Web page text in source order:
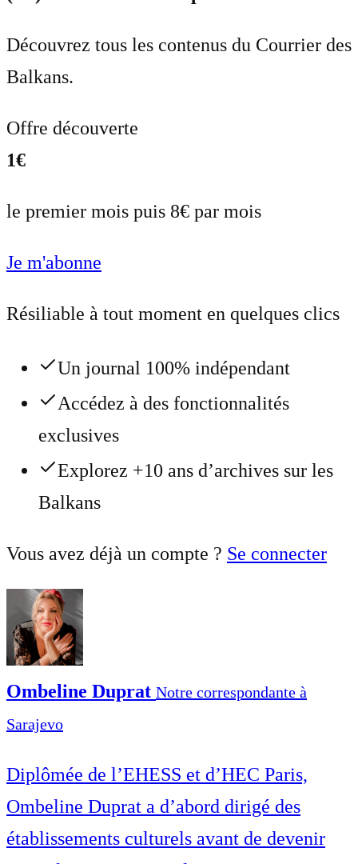
Découvrez tous les contenus du Courrier des
Balkans.
Offre découverte
1€
le premier mois puis 8€ par mois
Je m'abonne
Résiliable à tout moment en quelques clics
Un journal 100% indépendant
Accédez à des fonctionnalités
exclusives
Explorez +10 ans d’archives sur les
Balkans
Vous avez déjà un compte ? Se connecter
Ombeline Duprat Notre correspondante à
Sarajevo
Diplômée de l’EHESS et d’HEC Paris,
Ombeline Duprat a d’abord dirigé des
établissements culturels avant de devenir